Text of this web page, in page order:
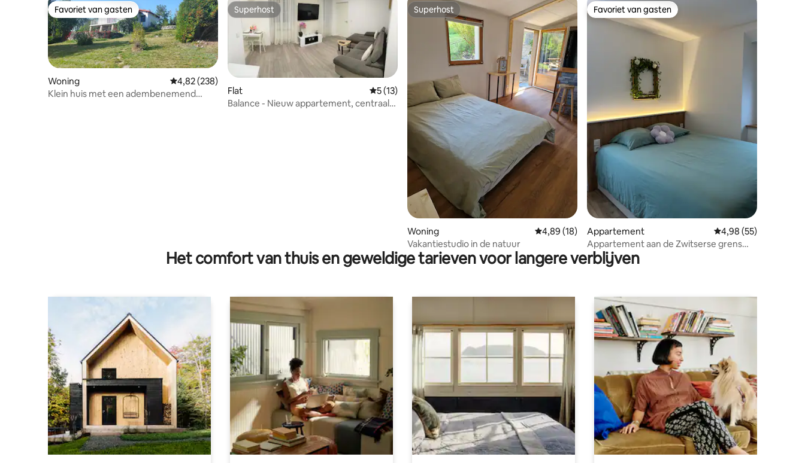
Favoriet van gasten
Favoriet van gasten
Woning Gemiddelde beoordeling van 4,82 op 5, 238 recensies
4,82 (238)
Klein huis met een adembenemend
Superhost
Superhost
Flat Gemiddelde beoordeling van 5 op 5, 13 recensies
5 (13)
Balance - Nieuw appartement, centraal-
Superhost
Superhost
Woning Gemiddelde beoordeling van 4,89 op 5, 18 recensies
4,89 (18)
Vakantiestudio in de natuur
Favoriet van gasten
Favoriet van gasten
Appartement Gemiddelde
4,98 (55)
Appartement aan de Zwitserse grens
+parking
Het comfort van thuis en geweldige tarieven voor langere verblijven